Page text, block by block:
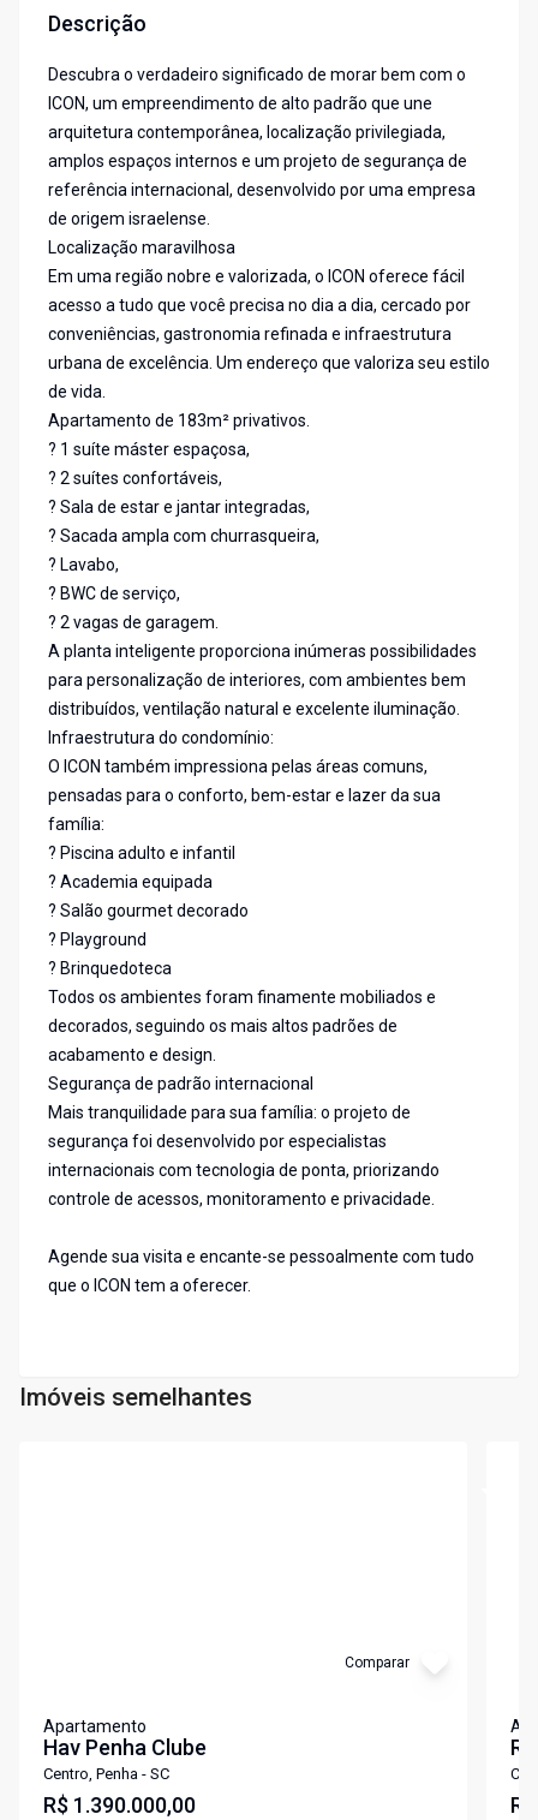
Descrição
Descubra o verdadeiro significado de morar bem com o
ICON, um empreendimento de alto padrão que une
arquitetura contemporânea, localização privilegiada,
amplos espaços internos e um projeto de segurança de
referência internacional, desenvolvido por uma empresa
de origem israelense.
Localização maravilhosa
Em uma região nobre e valorizada, o ICON oferece fácil
acesso a tudo que você precisa no dia a dia, cercado por
conveniências, gastronomia refinada e infraestrutura
urbana de excelência. Um endereço que valoriza seu estilo
de vida.
Apartamento de 183m² privativos.
? 1 suíte máster espaçosa,
? 2 suítes confortáveis,
? Sala de estar e jantar integradas,
? Sacada ampla com churrasqueira,
? Lavabo,
? BWC de serviço,
? 2 vagas de garagem.
A planta inteligente proporciona inúmeras possibilidades
para personalização de interiores, com ambientes bem
distribuídos, ventilação natural e excelente iluminação.
Infraestrutura do condomínio:
O ICON também impressiona pelas áreas comuns,
pensadas para o conforto, bem-estar e lazer da sua
família:
? Piscina adulto e infantil
? Academia equipada
? Salão gourmet decorado
? Playground
? Brinquedoteca
Todos os ambientes foram finamente mobiliados e
decorados, seguindo os mais altos padrões de
acabamento e design.
Segurança de padrão internacional
Mais tranquilidade para sua família: o projeto de
segurança foi desenvolvido por especialistas
internacionais com tecnologia de ponta, priorizando
controle de acessos, monitoramento e privacidade.
Agende sua visita e encante-se pessoalmente com tudo
que o ICON tem a oferecer.
Imóveis semelhantes
Comparar
Apartamento
Hav Penha Clube
Centro, Penha - SC
R$ 1.390.000,00